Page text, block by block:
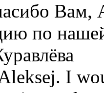
Вам,
по
I